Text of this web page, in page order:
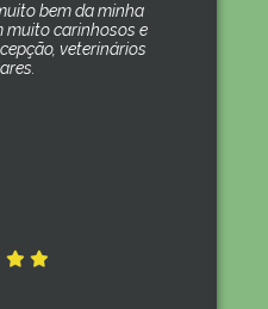
bem da minha
muito carinhosos e
veterinários